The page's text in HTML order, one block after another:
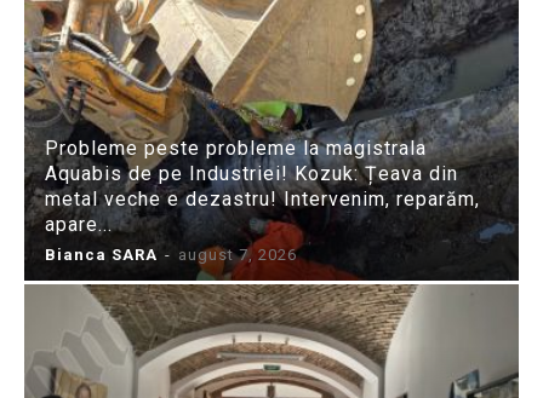
Probleme peste probleme la magistrala
Aquabis de pe Industriei! Kozuk: Țeava din
metal veche e dezastru! Intervenim, reparăm,
apare...
Bianca SARA - august 7, 2026